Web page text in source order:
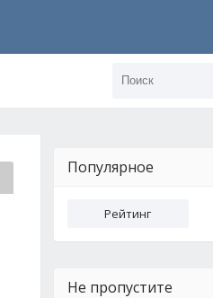
Популярное
Рейтинг
Не пропустите